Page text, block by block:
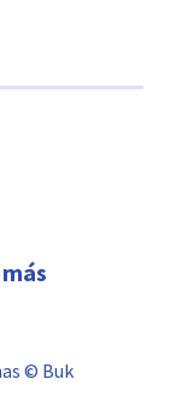
más
© Buk